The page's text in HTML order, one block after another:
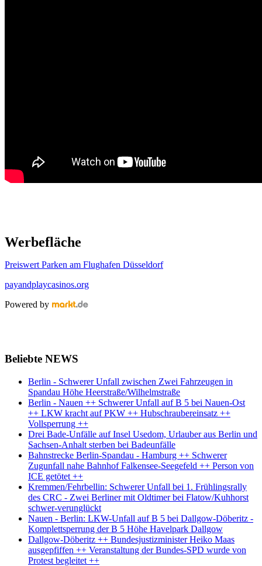
Werbefläche
Preiswert Parken am Flughafen Düsseldorf
payandplaycasinos.org
Powered by
Beliebte NEWS
Berlin - Schwerer Unfall zwischen Zwei Fahrzeugen in
Spandau Höhe Heerstraße/Wilhelmstraße
Berlin - Nauen ++ Schwerer Unfall auf B 5 bei Nauen-Ost
++ LKW kracht auf PKW ++ Hubschraubereinsatz ++
Vollsperrung ++
Drei Bade-Unfälle auf Insel Usedom, Urlauber aus Berlin und
Sachsen-Anhalt sterben bei Badeunfälle
Bahnstrecke Berlin-Spandau - Hamburg ++ Schwerer
Zugunfall nahe Bahnhof Falkensee-Seegefeld ++ Person von
ICE getötet ++
Kremmen/Fehrbellin: Schwerer Unfall bei 1. Frühlingsrally
des CRC - Zwei Berliner mit Oldtimer bei Flatow/Kuhhorst
schwer-verunglückt
Nauen - Berlin: LKW-Unfall auf B 5 bei Dallgow-Döberitz -
Komplettsperrung der B 5 Höhe Havelpark Dallgow
Dallgow-Döberitz ++ Bundesjustizminister Heiko Maas
ausgepfiffen ++ Veranstaltung der Bundes-SPD wurde von
Protest begleitet ++